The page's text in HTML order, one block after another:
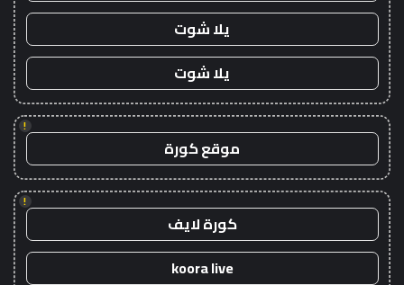
يلا شوت
يلا شوت
!
موقع كورة
!
كورة لايف
koora live